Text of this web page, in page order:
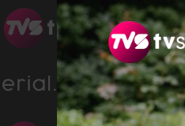
Passa
alla
navigazione
primaria
Passa
al
contenuto
principale
Passa
alla
barra
laterale
primaria